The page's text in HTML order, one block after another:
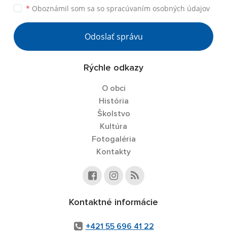
* Oboznámil som sa so spracúvaním osobných údajov
Odoslať správu
Rýchle odkazy
O obci
História
Školstvo
Kultúra
Fotogaléria
Kontakty
Kontaktné informácie
+421 55 696 41 22